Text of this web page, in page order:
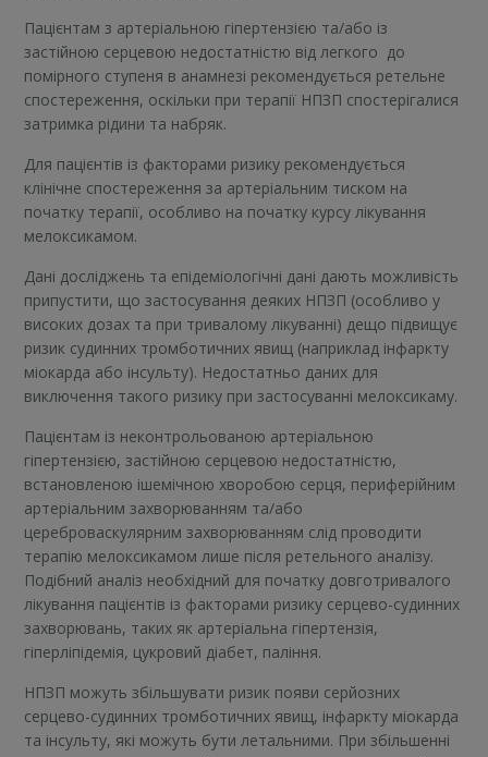
Пацієнтам з артеріальною гіпертензією та/або із
застійною серцевою недостатністю від легкого до
помірного ступеня в анамнезі рекомендується ретельне
спостереження, оскільки при терапії НПЗП спостерігалися
затримка рідини та набряк.
Для пацієнтів із факторами ризику рекомендується
клінічне спостереження за артеріальним тиском на
початку терапії, особливо на початку курсу лікування
мелоксикамом.
Дані досліджень та епідеміологічні дані дають можливість
припустити, що застосування деяких НПЗП (особливо у
високих дозах та при тривалому лікуванні) дещо підвищує
ризик судинних тромботичних явищ (наприклад інфаркту
міокарда або інсульту). Недостатньо даних для
виключення такого ризику при застосуванні мелоксикаму.
Пацієнтам із неконтрольованою артеріальною
гіпертензією, застійною серцевою недостатністю,
встановленою ішемічною хворобою серця, периферійним
артеріальним захворюванням та/або
цереброваскулярним захворюванням слід проводити
терапію мелоксикамом лише після ретельного аналізу.
Подібний аналіз необхідний для початку довготривалого
лікування пацієнтів із факторами ризику серцево-судинних
захворювань, таких як артеріальна гіпертензія,
гіперліпідемія, цукровий діабет, паління.
НПЗП можуть збільшувати ризик появи серйозних
серцево-судинних тромботичних явищ, інфаркту міокарда
та інсульту, які можуть бути летальними. При збільшенні